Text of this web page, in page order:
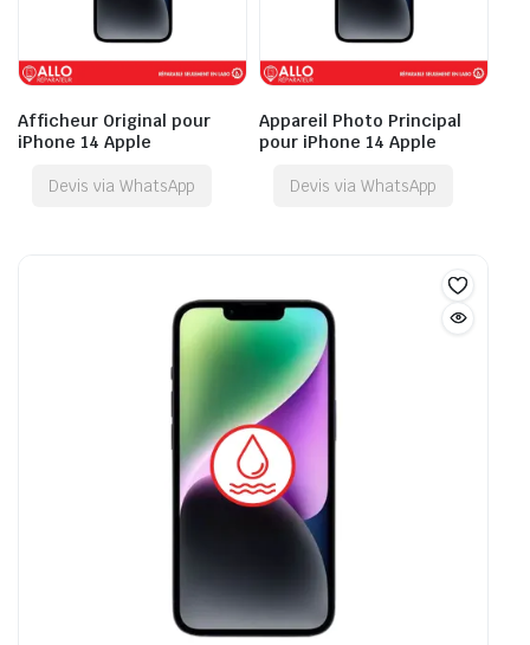
Afficheur Original pour
iPhone 14 Apple
Devis via WhatsApp
Appareil Photo Principal
pour iPhone 14 Apple
Devis via WhatsApp